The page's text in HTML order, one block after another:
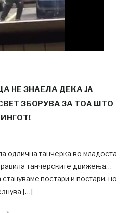
НЕ ЗНАЕЛА ДЕКА ЈА
ЗБОРУВА ЗА ТОА ШТО
одлична танчерка во младоста
танчерските движења…
постари и постари, но
[…]